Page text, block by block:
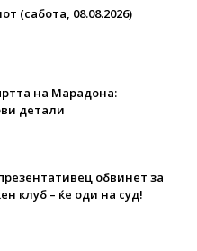
(сабота, 08.08.2026)
на Марадона:
детали
обвинет за
клуб – ќе оди на суд!